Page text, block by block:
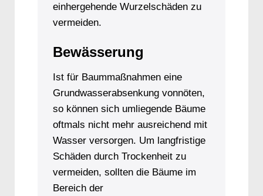
einhergehende Wurzelschäden zu
vermeiden.
Bewässerung
Ist für Baummaßnahmen eine
Grundwasserabsenkung vonnöten,
so können sich umliegende Bäume
oftmals nicht mehr ausreichend mit
Wasser versorgen. Um langfristige
Schäden durch Trockenheit zu
vermeiden, sollten die Bäume im
Bereich der